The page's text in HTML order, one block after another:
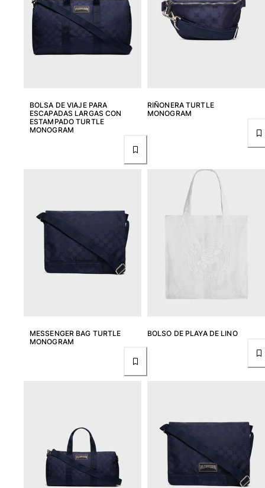
Buscar una tienda
Contáctanos
Rastrear mi pedido
BOLSA DE VIAJE PARA
ESCAPADAS LARGAS CON
ESTAMPADO TURTLE
MONOGRAM
RIÑONERA TURTLE
MONOGRAM
MESSENGER BAG TURTLE
MONOGRAM
BOLSO DE PLAYA DE LINO